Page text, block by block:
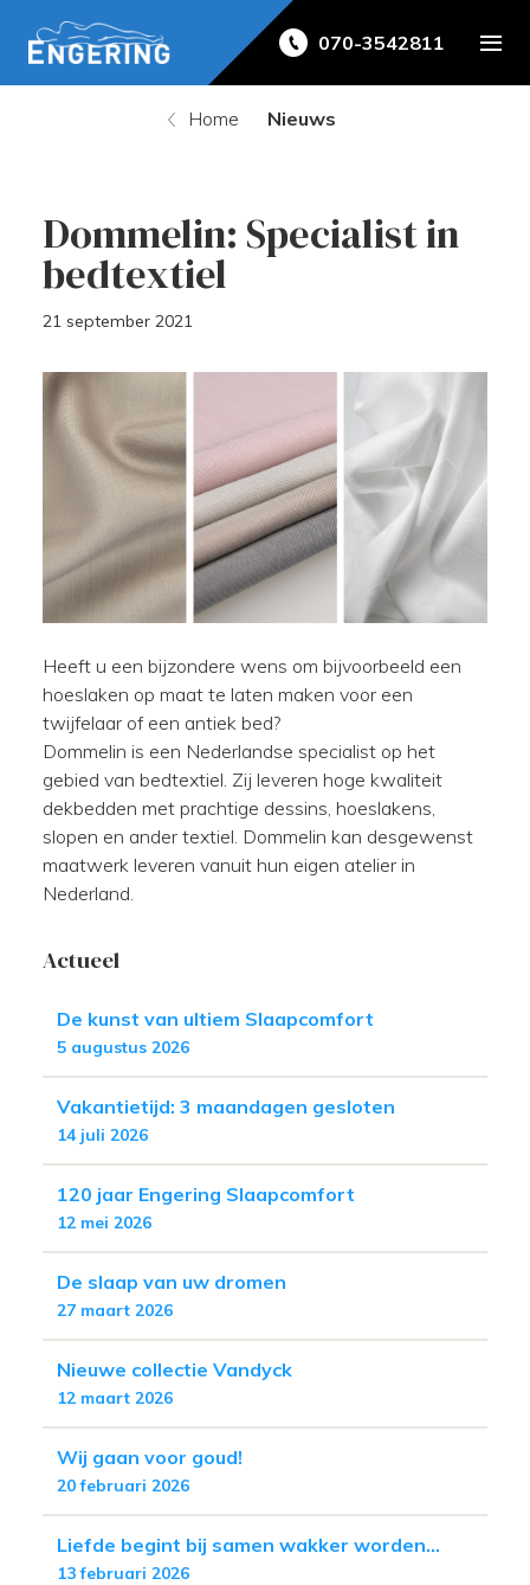
070-3542811
Home Nieuws
Dommelin: Specialist in
bedtextiel
21 september 2021
Heeft u een bijzondere wens om bijvoorbeeld een
hoeslaken op maat te laten maken voor een
twijfelaar of een antiek bed?
Dommelin is een Nederlandse specialist op het
gebied van bedtextiel. Zij leveren hoge kwaliteit
dekbedden met prachtige dessins, hoeslakens,
slopen en ander textiel. Dommelin kan desgewenst
maatwerk leveren vanuit hun eigen atelier in
Nederland.
Actueel
De kunst van ultiem Slaapcomfort
5 augustus 2026
Vakantietijd: 3 maandagen gesloten
14 juli 2026
120 jaar Engering Slaapcomfort
12 mei 2026
De slaap van uw dromen
27 maart 2026
Nieuwe collectie Vandyck
12 maart 2026
Wij gaan voor goud!
20 februari 2026
Liefde begint bij samen wakker worden...
13 februari 2026